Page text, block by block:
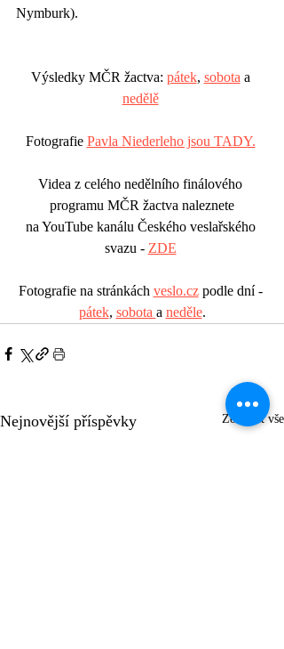
Nymburk).
Výsledky MČR žactva: pátek, sobota a
nedělě
Fotografie Pavla Niederleho jsou TADY.
Videa z celého nedělního finálového
programu MČR žactva naleznete
na YouTube kanálu Českého veslařského
svazu - ZDE
Fotografie na stránkách veslo.cz podle dní -
pátek, sobota a neděle.
Nejnovější příspěvky Zobrazit vše